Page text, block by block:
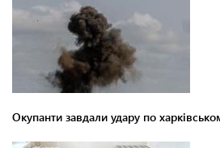
Окупанти завдали удару по